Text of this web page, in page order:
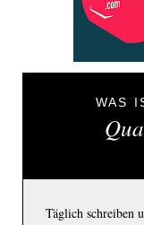
WAS
Täglich schreiben